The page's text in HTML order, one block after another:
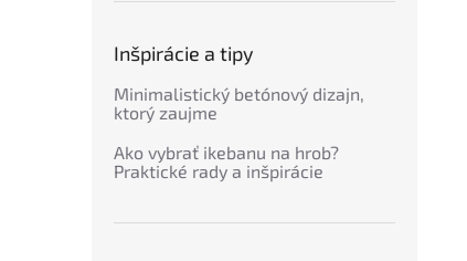
Inšpirácie a tipy
Minimalistický betónový dizajn,
ktorý zaujme
Ako vybrať ikebanu na hrob?
Praktické rady a inšpirácie